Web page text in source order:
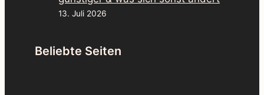
13. Juli 2026
Beliebte Seiten